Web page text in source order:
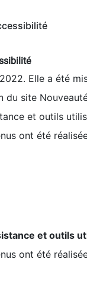
Elle a été
du site
et outils
ont été
et outils
ont été